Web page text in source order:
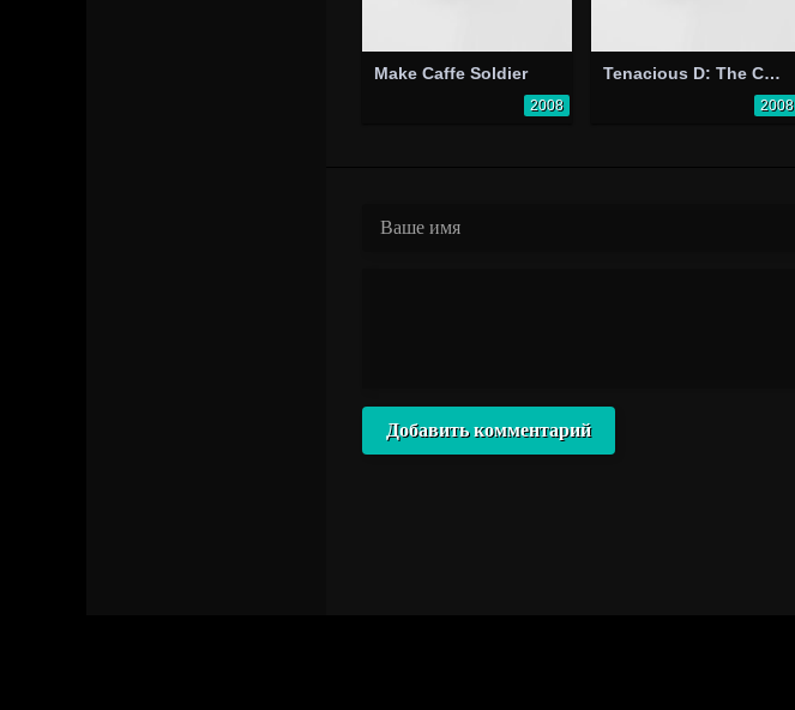
Make Caffe Soldier
2008
Tenacious D: The Complete Masterworks 2
2008
Добавить комментарий